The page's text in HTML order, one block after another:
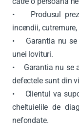
• Produsul
incendii,
• Garantia nu se
unei lovituri.
• Garantia nu se
defectele sunt din
• Clientul va
cheltuielile de
nefondate.